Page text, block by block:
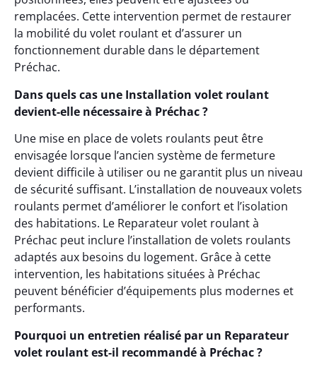
remplacées. Cette intervention permet de restaurer
la mobilité du volet roulant et d’assurer un
fonctionnement durable dans le département
Préchac.
Dans quels cas une Installation volet roulant
devient-elle nécessaire à Préchac ?
Une mise en place de volets roulants peut être
envisagée lorsque l’ancien système de fermeture
devient difficile à utiliser ou ne garantit plus un niveau
de sécurité suffisant. L’installation de nouveaux volets
roulants permet d’améliorer le confort et l’isolation
des habitations. Le Reparateur volet roulant à
Préchac peut inclure l’installation de volets roulants
adaptés aux besoins du logement. Grâce à cette
intervention, les habitations situées à Préchac
peuvent bénéficier d’équipements plus modernes et
performants.
Pourquoi un entretien réalisé par un Reparateur
volet roulant est-il recommandé à Préchac ?